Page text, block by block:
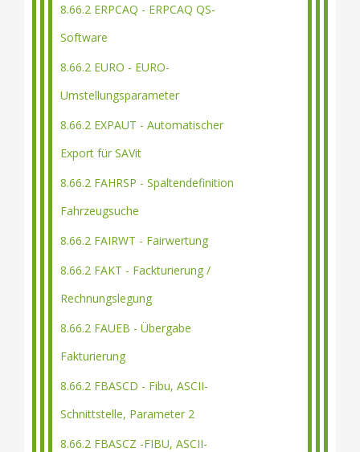
8.66.2 ERPCAQ - ERPCAQ QS-
Software
8.66.2 EURO - EURO-
Umstellungsparameter
8.66.2 EXPAUT - Automatischer
Export für SAVit
8.66.2 FAHRSP - Spaltendefinition
Fahrzeugsuche
8.66.2 FAIRWT - Fairwertung
8.66.2 FAKT - Fackturierung /
Rechnungslegung
8.66.2 FAUEB - Übergabe
Fakturierung
8.66.2 FBASCD - Fibu, ASCII-
Schnittstelle, Parameter 2
8.66.2 FBASCZ -FIBU, ASCII-